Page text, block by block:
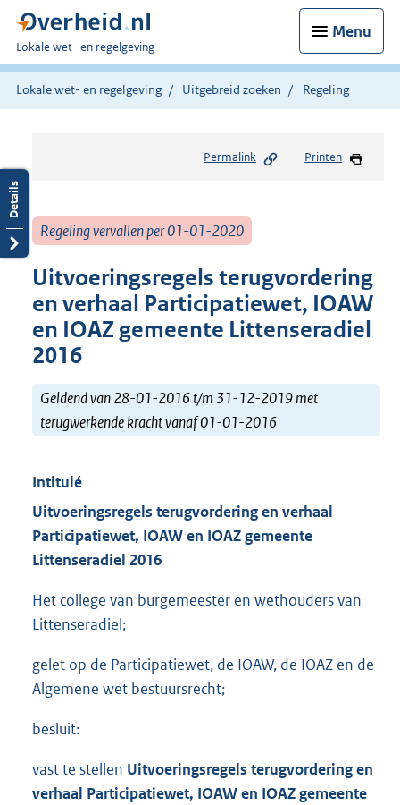
Menu
U
bent
hier:
Lokale wet- en regelgeving
Lokale wet- en regelgeving Uitgebreid zoeken Regeling
Permalink Printen
Regeling vervallen per 01-01-2020
Uitvoeringsregels terugvordering
en verhaal Participatiewet, IOAW
en IOAZ gemeente Littenseradiel
2016
Geldend van 28-01-2016 t/m 31-12-2019 met
terugwerkende kracht vanaf 01-01-2016
Intitulé
Uitvoeringsregels terugvorderingen verhaal
Participatiewet, IOAW en IOAZgemeente
Littenseradiel 2016
Het college van burgemeester en wethouders van
Littenseradiel;
gelet op de Participatiewet, de IOAW, de IOAZ en de
Algemene wet bestuursrecht;
besluit:
vast te stellen Uitvoeringsregels terugvorderingen
verhaal Participatiewet, IOAW en IOAZgemeente